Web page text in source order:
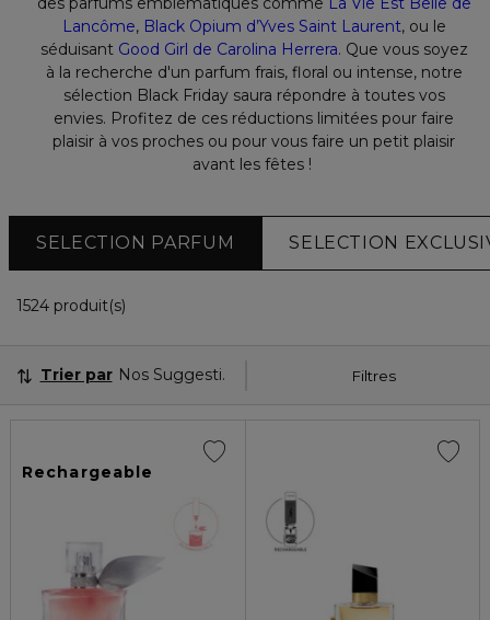
Lancôme, Black Opium d’Yves Saint Laurent, ou le
séduisant Good Girl de Carolina Herrera. Que vous soyez
à la recherche d'un parfum frais, floral ou intense, notre
sélection Black Friday saura répondre à toutes vos
envies. Profitez de ces réductions limitées pour faire
plaisir à vos proches ou pour vous faire un petit plaisir
avant les fêtes !
SELECTION PARFUM SELECTION
1524 produit(s)
Filtres
Trier par Nos Suggestions
Rechargeable